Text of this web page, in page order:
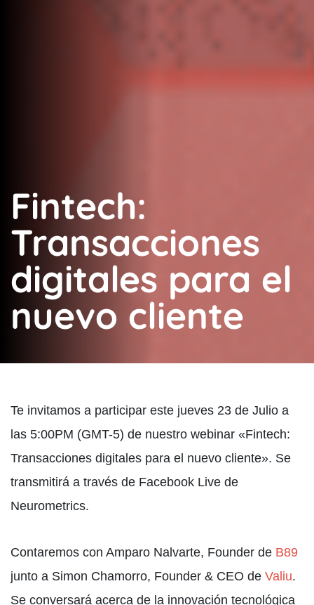
Fintech:
Transacciones
digitales para el
nuevo cliente
Te invitamos a participar este jueves 23 de Julio a
las 5:00PM (GMT-5) de nuestro webinar «Fintech:
Transacciones digitales para el nuevo cliente». Se
transmitirá a través de Facebook Live de
Neurometrics.
Contaremos con Amparo Nalvarte, Founder de B89
junto a Simon Chamorro, Founder & CEO de Valiu.
Se conversará acerca de la innovación tecnológica